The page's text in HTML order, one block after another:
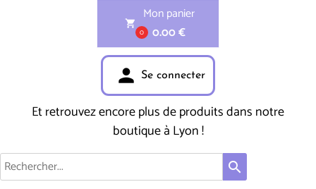
shopping_cart
0
Mon panier
0.00 €
person Se connecter
Et retrouvez encore plus de produits dans notre
boutique à Lyon !
search